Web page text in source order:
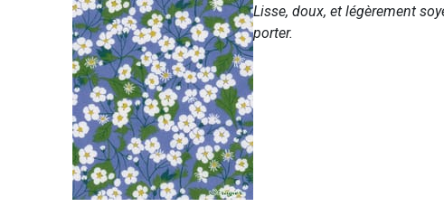
Lisse, doux, et légèrement
porter.